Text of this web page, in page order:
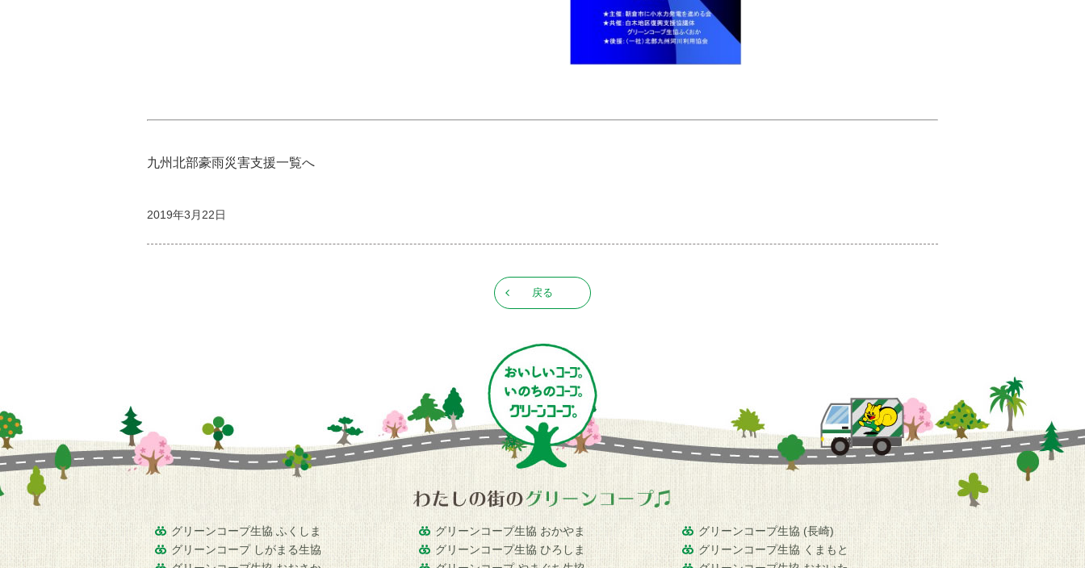
九州北部豪雨災害支援一覧へ
2019年3月22日
戻る
グリーンコープ生協 ふくしま
グリーンコープ しがまる生協
グリーンコープ生協 おかやま
グリーンコープ生協 ひろしま
グリーンコープ生協 (長崎)
グリーンコープ生協 くまもと